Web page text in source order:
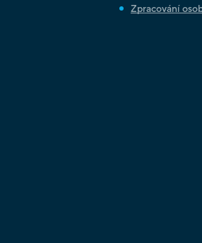
Zpracování